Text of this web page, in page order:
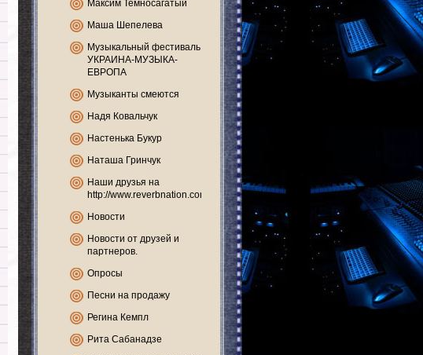
Максим Темносагатый
Маша Шепелева
Музыкальный фестиваль
УКРАИНА-МУЗЫКА-
ЕВРОПА
Музыканты смеются
Надя Ковальчук
Настенька Букур
Наташа Гринчук
Наши друзья на
http://www.reverbnation.com
Новости
Новости от друзей и
партнеров.
Опросы
Песни на продажу
Регина Кемпл
Рита Сабанадзе